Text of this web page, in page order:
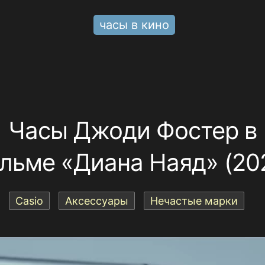
часы в кино
Часы Джоди Фостер в
«Диана Наяд»
Casio Аксессуары Нечастые марки